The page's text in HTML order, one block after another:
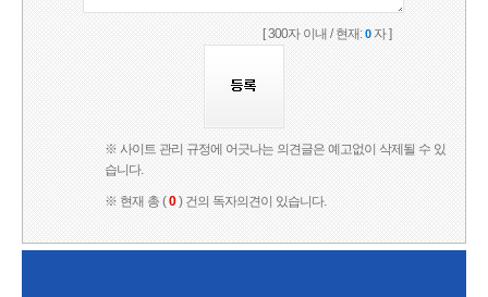
[ 300자 이내 / 현재:0자 ]
※ 사이트 관리 규정에 어긋나는 의견글은 예고없이 삭제될 수 있
습니다.
※ 현재 총 (0) 건의 독자의견이 있습니다.